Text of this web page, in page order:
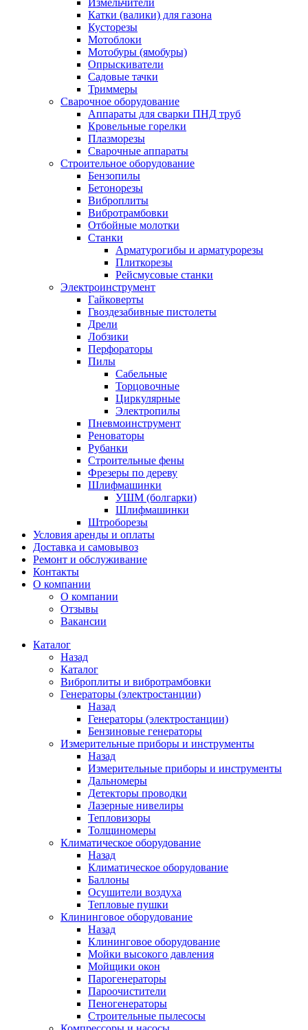
Измельчители
Катки (валики) для газона
Кусторезы
Мотоблоки
Мотобуры (ямобуры)
Опрыскиватели
Садовые тачки
Триммеры
Сварочное оборудование
Аппараты для сварки ПНД труб
Кровельные горелки
Плазморезы
Сварочные аппараты
Строительное оборудование
Бензопилы
Бетонорезы
Виброплиты
Вибротрамбовки
Отбойные молотки
Станки
Арматурогибы и арматурорезы
Плиткорезы
Рейсмусовые станки
Электроинструмент
Гайковерты
Гвоздезабивные пистолеты
Дрели
Лобзики
Перфораторы
Пилы
Сабельные
Торцовочные
Циркулярные
Электропилы
Пневмоинструмент
Реноваторы
Рубанки
Строительные фены
Фрезеры по дереву
Шлифмашинки
УШМ (болгарки)
Шлифмашинки
Штроборезы
Условия аренды и оплаты
Доставка и самовывоз
Ремонт и обслуживание
Контакты
О компании
О компании
Отзывы
Вакансии
Каталог
Назад
Каталог
Виброплиты и вибротрамбовки
Генераторы (электростанции)
Назад
Генераторы (электростанции)
Бензиновые генераторы
Измерительные приборы и инструменты
Назад
Измерительные приборы и инструменты
Дальномеры
Детекторы проводки
Лазерные нивелиры
Тепловизоры
Толщиномеры
Климатическое оборудование
Назад
Климатическое оборудование
Баллоны
Осушители воздуха
Тепловые пушки
Клининговое оборудование
Назад
Клининговое оборудование
Мойки высокого давления
Мойщики окон
Парогенераторы
Пароочистители
Пеногенераторы
Строительные пылесосы